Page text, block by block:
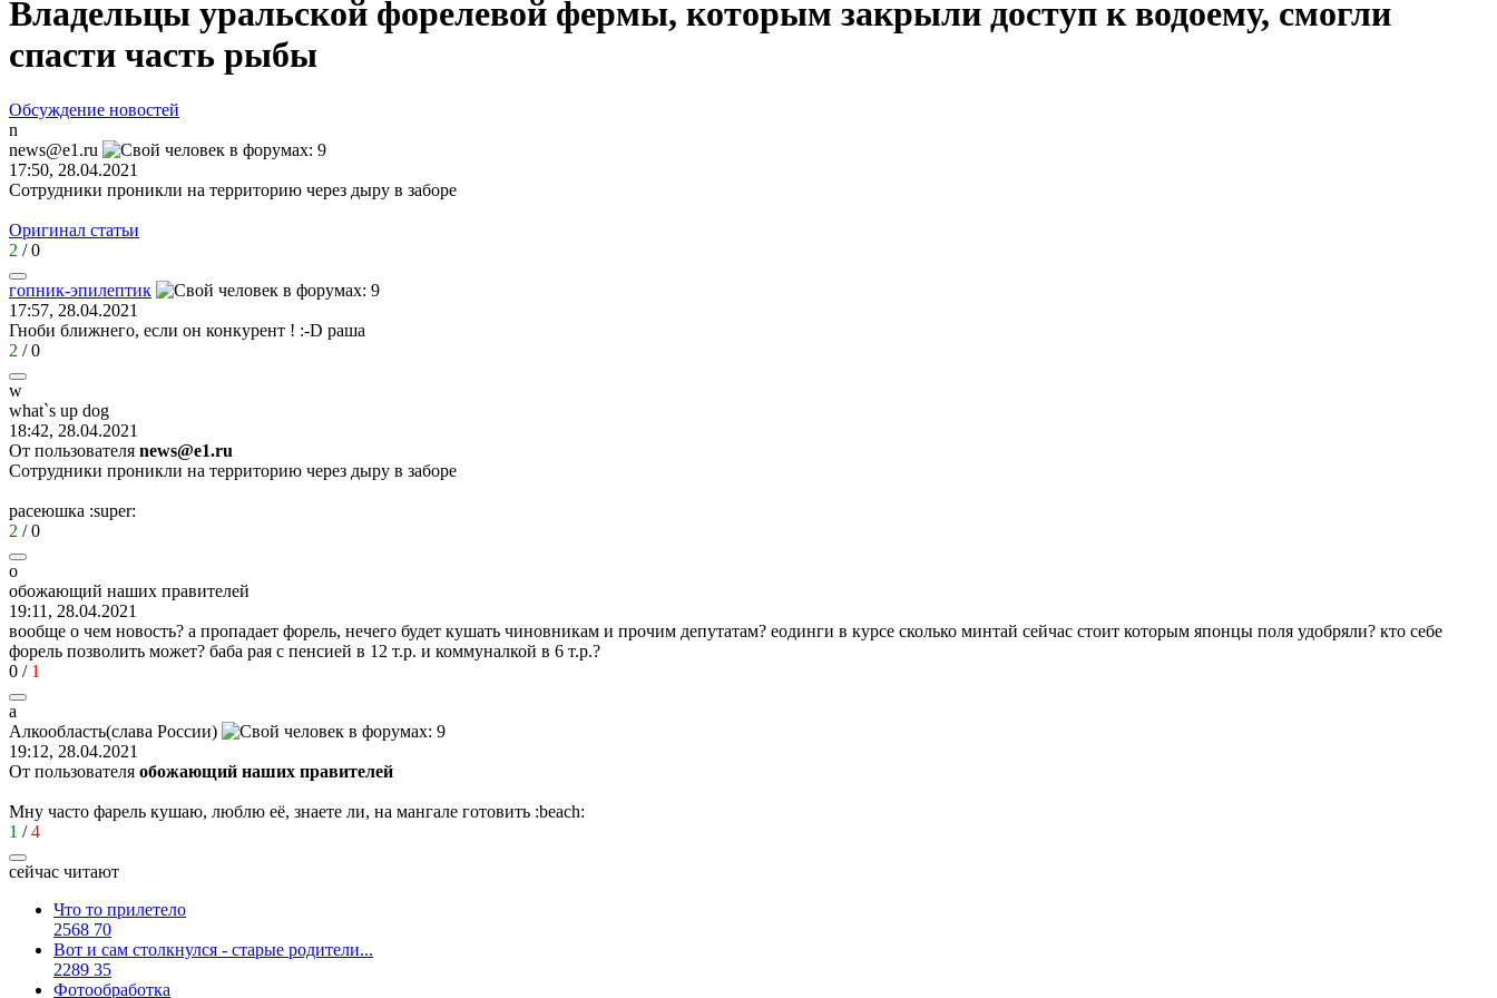
Владельцы уральской форелевой фермы, которым закрыли доступ к водоему, смогли
спасти часть рыбы
Обсуждение новостей
n
news@e1.ru
17:50, 28.04.2021
Сотрудники проникли на территорию через дыру в заборе
Оригинал статьи
2 /0
гопник-эпилептик
17:57, 28.04.2021
Гноби ближнего, если он конкурент ! :-D раша
2 /0
w
what`s up dog
18:42, 28.04.2021
От пользователя news@e1.ru
Сотрудники проникли на территорию через дыру в заборе
расеюшка :super:
2 /0
о
обожающий наших правителей
19:11, 28.04.2021
вообще о чем новость? а пропадает форель, нечего будет кушать чиновникам и прочим депутатам? еодинги в курсе сколько минтай сейчас стоит которым японцы поля удобряли? кто себе
форель позволить может? баба рая с пенсией в 12 т.р. и коммуналкой в 6 т.р.?
0 / 1
а
Алкообласть(слава России)
19:12, 28.04.2021
От пользователя обожающий наших правителей
Мну часто фарель кушаю, люблю её, знаете ли, на мангале готовить :beach:
1 /4
сейчас читают
Что то прилетело
2568 70
Вот и сам столкнулся - старые родители...
2289 35
Фотообработка